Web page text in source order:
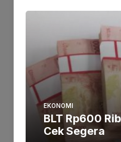
Trending
Comments
Latest
EKONOMI
BLT Rp600
Cek Segera